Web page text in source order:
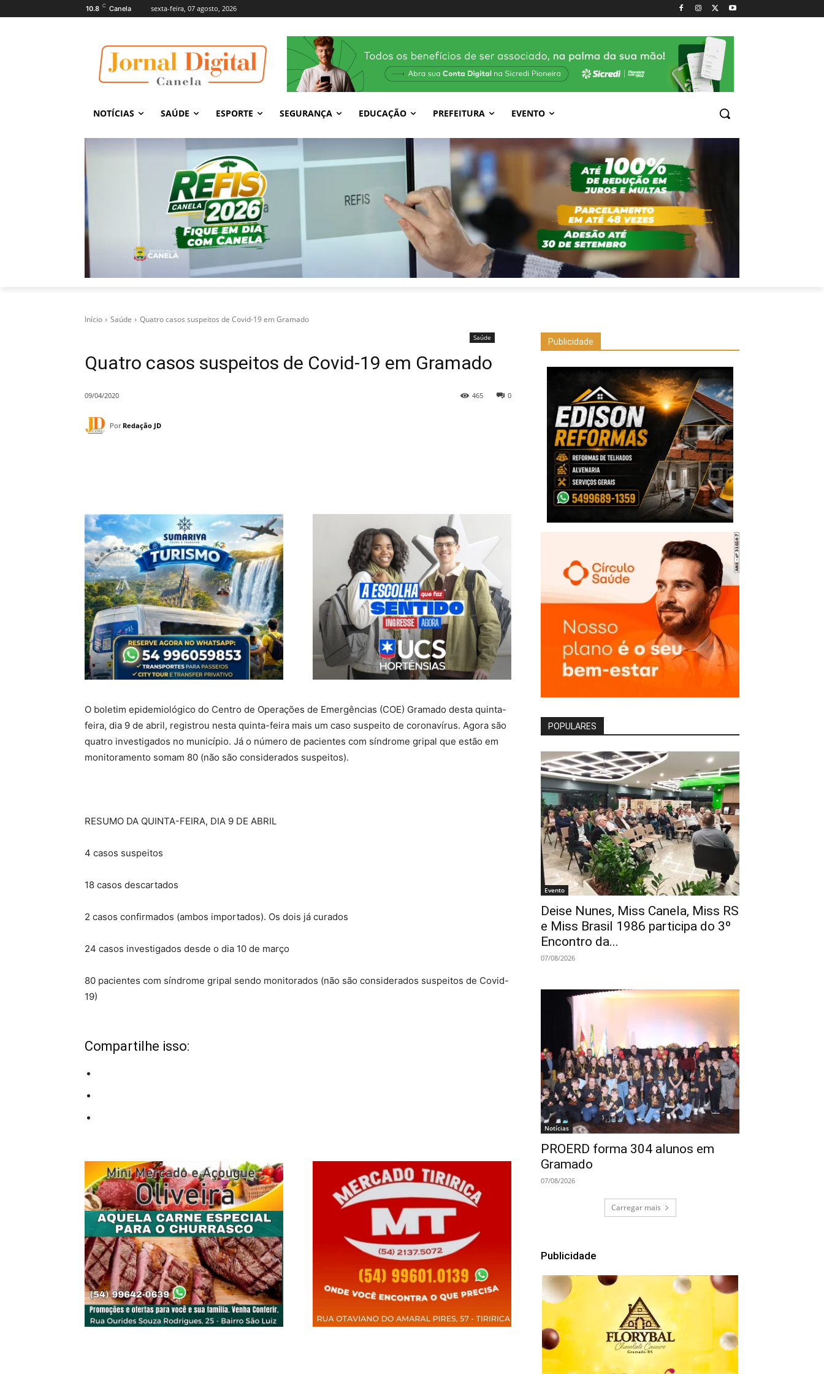
10.8 C Canela sexta-feira, 07 agosto, 2026
NOTÍCIAS SAÚDE ESPORTE SEGURANÇA EDUCAÇÃO PREFEITURA EVENTO
Início Saúde Quatro casos suspeitos de Covid-19 em Gramado
Saúde
Quatro casos suspeitos de Covid-19 em Gramado
09/04/2020 0
465
Por Redação JD
O boletim epidemiológico do Centro de Operações de Emergências (COE) Gramado desta quinta-
feira, dia 9 de abril, registrou nesta quinta-feira mais um caso suspeito de coronavírus. Agora são
quatro investigados no município. Já o número de pacientes com síndrome gripal que estão em
monitoramento somam 80 (não são considerados suspeitos).
RESUMO DA QUINTA-FEIRA, DIA 9 DE ABRIL
4 casos suspeitos
18 casos descartados
2 casos confirmados (ambos importados). Os dois já curados
24 casos investigados desde o dia 10 de março
80 pacientes com síndrome gripal sendo monitorados (não são considerados suspeitos de Covid-
19)
Compartilhe isso:
Publicidade
POPULARES
Evento
Deise Nunes, Miss Canela, Miss RS
e Miss Brasil 1986 participa do 3º
Encontro da...
07/08/2026
Notícias
PROERD forma 304 alunos em
Gramado
07/08/2026
Carregar mais
Publicidade